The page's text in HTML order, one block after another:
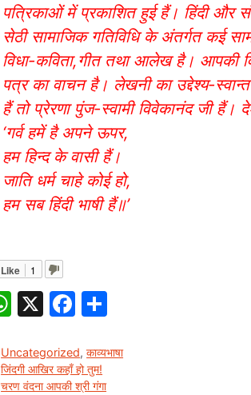
पत्रिकाओं में प्रकाशित हुई हैं। हिंदी और
सेठी सामाजिक गतिविधि के अंतर्गत कई
विधा-कविता,गीत तथा आलेख है। आपकी
पत्र का वाचन है। लेखनी का उद्देश्य-
हैं तो प्रेरणा पुंज-स्वामी विवेकानंद जी हैं।
‘गर्व हमें है अपने ऊपर,
हम हिन्द के वासी हैं।
जाति धर्म चाहे कोई हो,
हम सब हिंदी भाषी हैं॥’
Like 1
W
at
s
X
F
c
e
ar
Categories
Uncategorized,काव्यभाषा
जिंदगी आखिर कहाँ हो तुम!
चरण वंदना आपकी श्री गंगा